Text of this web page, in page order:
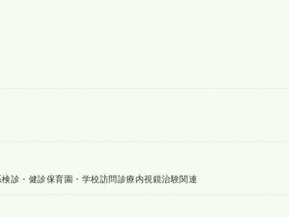
検診・健診保育園・学校訪問診療内視鏡治験関連